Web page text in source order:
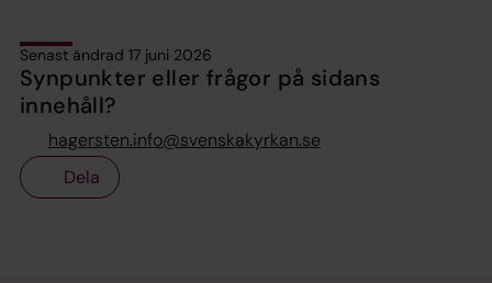
Senast ändrad 17 juni 2026
Synpunkter eller frågor på sidans
innehåll?
hagersten.info@svenskakyrkan.se
Dela